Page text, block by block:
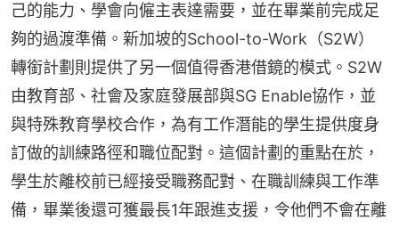
己的能力、學會向僱主表達需要，並在畢業前完成足
夠的過渡準備。新加坡的School-to-Work（S2W）
轉銜計劃則提供了另一個值得香港借鏡的模式。S2W
由教育部、社會及家庭發展部與SG Enable協作，並
與特殊教育學校合作，為有工作潛能的學生提供度身
訂做的訓練路徑和職位配對。這個計劃的重點在於，
學生於離校前已經接受職務配對、在職訓練與工作準
備，畢業後還可獲最長1年跟進支援，令他們不會在離